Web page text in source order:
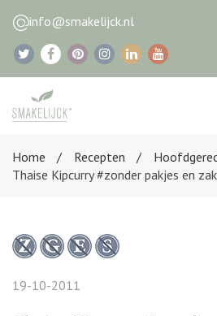
info@smakelijck.nl
Home
Recepten
Thaise Kipcurry #zonder pakjes en
19-10-2011